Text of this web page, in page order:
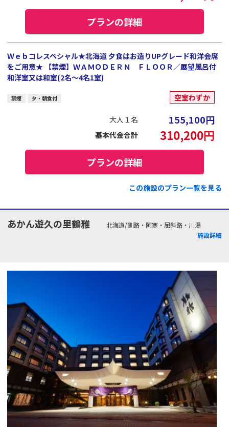
プランの詳細
Ｗｅｂコレスペシャル★北海道 夕食はお造りUPグレード和洋会席
をご用意★ 【禁煙】ＷＡＭＯＤＥＲＮ ＦＬＯＯＲ／展望風呂付
和洋室又は和室(2名～4名1室)
禁煙 夕・朝食付 空室わずか
大人１名 155,100円
基本代金合計 310,200円
プランの詳細
この施設のプラン一覧を見る
あかん遊久の里鶴雅
北海道/釧路・阿寒・屈斜路・川湯
施設詳細